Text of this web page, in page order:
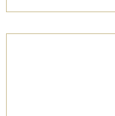
Castelli
Doc